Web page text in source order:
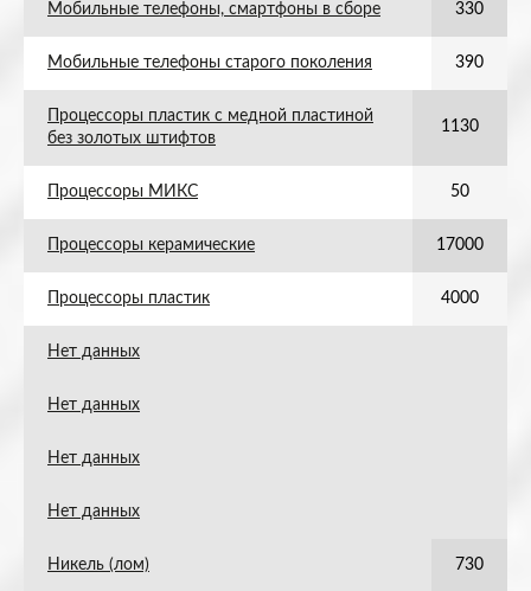
Мобильные телефоны, смартфоны в сборе 330
Мобильные телефоны старого поколения 390
Процессоры пластик с медной пластиной
без золотых штифтов
1130
Процессоры МИКС 50
Процессоры керамические 17000
Процессоры пластик 4000
Нет данных
Нет данных
Нет данных
Нет данных
Никель (лом) 730